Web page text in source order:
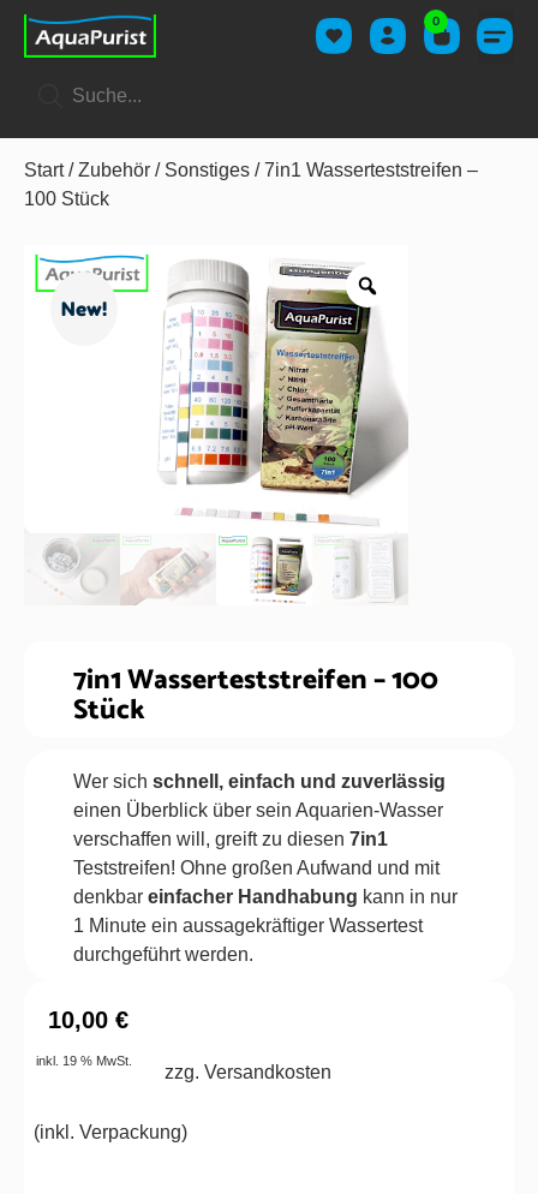
0
Start/Zubehör / Sonstiges / 7in1 Wasserteststreifen –
100 Stück
New!
7in1 Wasserteststreifen – 100
Stück
Wer sich schnell, einfach und zuverlässig
einen Überblick über sein Aquarien-Wasser
verschaffen will, greift zu diesen 7in1
Teststreifen! Ohne großen Aufwand und mit
denkbar einfacher Handhabung kann in nur
1 Minute ein aussagekräftiger Wassertest
durchgeführt werden.
10,00 €
inkl. 19 % MwSt.
zzg. Versandkosten
(inkl. Verpackung)